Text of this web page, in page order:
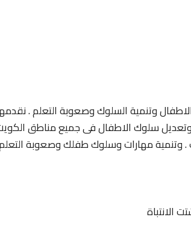
وتنمية السلوك وصعوبة التعلم .
سلوك الاطفال فى جميع مناطق الكويت
. وتنمية مهارات وسلوك طفلك وصعوبة
الانتباة